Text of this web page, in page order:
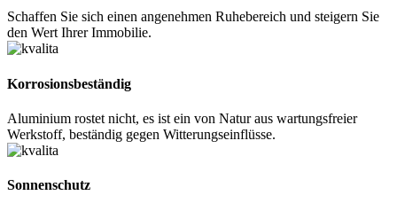
Schaffen Sie sich einen angenehmen Ruhebereich und steigern Sie
den Wert Ihrer Immobilie.
Korrosionsbeständig
Aluminium rostet nicht, es ist ein von Natur aus wartungsfreier
Werkstoff, beständig gegen Witterungseinflüsse.
Sonnenschutz